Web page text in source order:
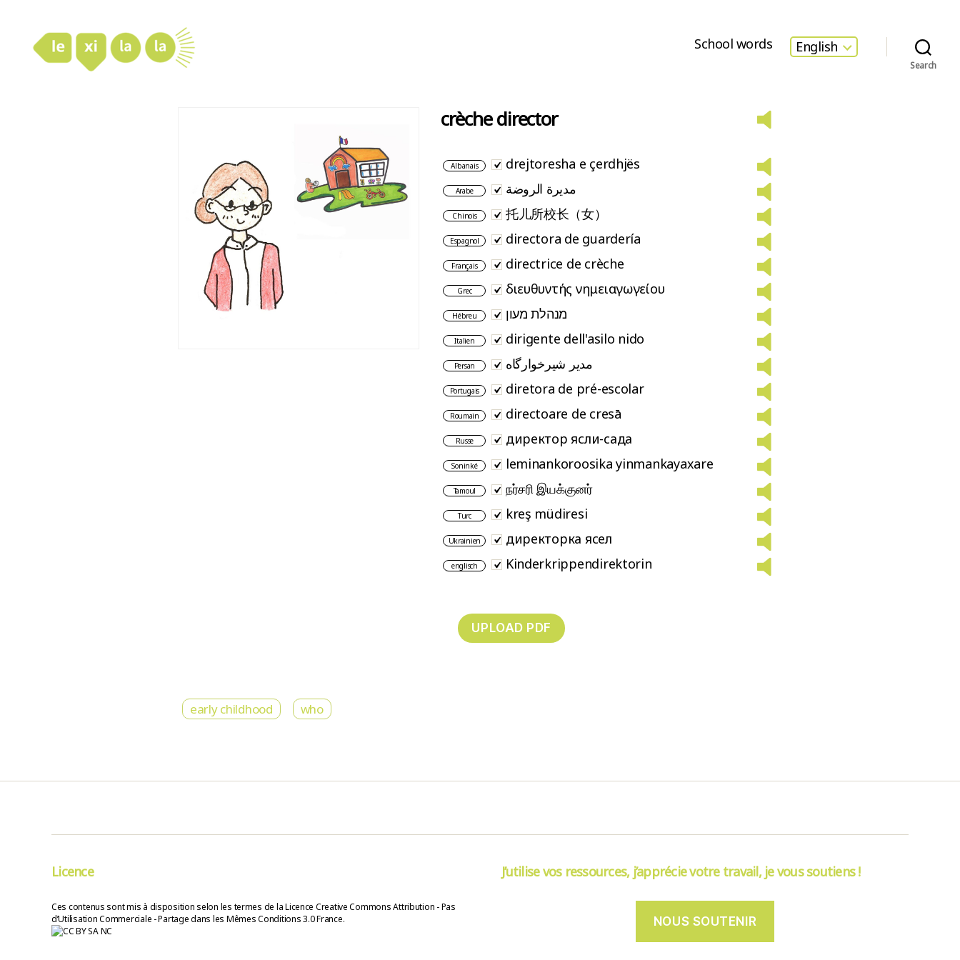
School words English
Search
crèche director
Albanais drejtoresha e çerdhjës
Arabe مديرة الروضة
Chinois 托儿所校长（女）
Espagnol directora de guardería
Français directrice de crèche
Grec διευθυντής νημειαγωγείου
Hébreu מנהלת מעון
Italien dirigente dell'asilo nido
Persan مدیر شیرخوارگاه
Portugais diretora de pré-escolar
Roumain directoare de cresā
Russe директор ясли-сада
Soninké leminankoroosika yinmankayaxare
Tamoul நர்சரி இயக்குனர்
Turc kreş müdiresi
Ukrainien директорка ясел
englisch Kinderkrippendirektorin
early childhood who
Licence
Ces contenus sont mis à disposition selon les termes de la Licence Creative Commons Attribution - Pas
d’Utilisation Commerciale - Partage dans les Mêmes Conditions 3.0 France.
J’utilise vos ressources, j’apprécie votre travail, je vous soutiens !
NOUS SOUTENIR